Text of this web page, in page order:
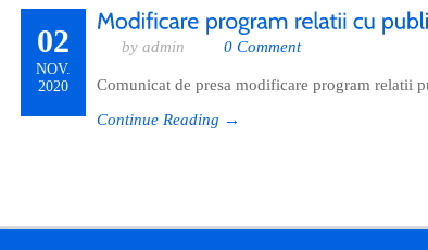
02
NOV.
2020
by admin 0 Comment
Comunicat de presa modificare program relatii
Continue Reading →